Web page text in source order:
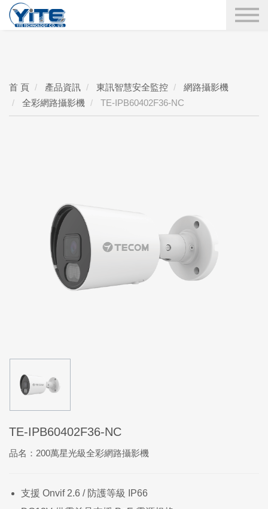
YITE Technology
首 頁 產品資訊 東訊智慧安全監控
網路攝影機
全彩網路攝影機
TE-IPB60402F36-NC
TE-IPB60402F36-NC
品名：200萬星光級全彩網路攝影機
支援 Onvif 2.6 / 防護等級 IP66